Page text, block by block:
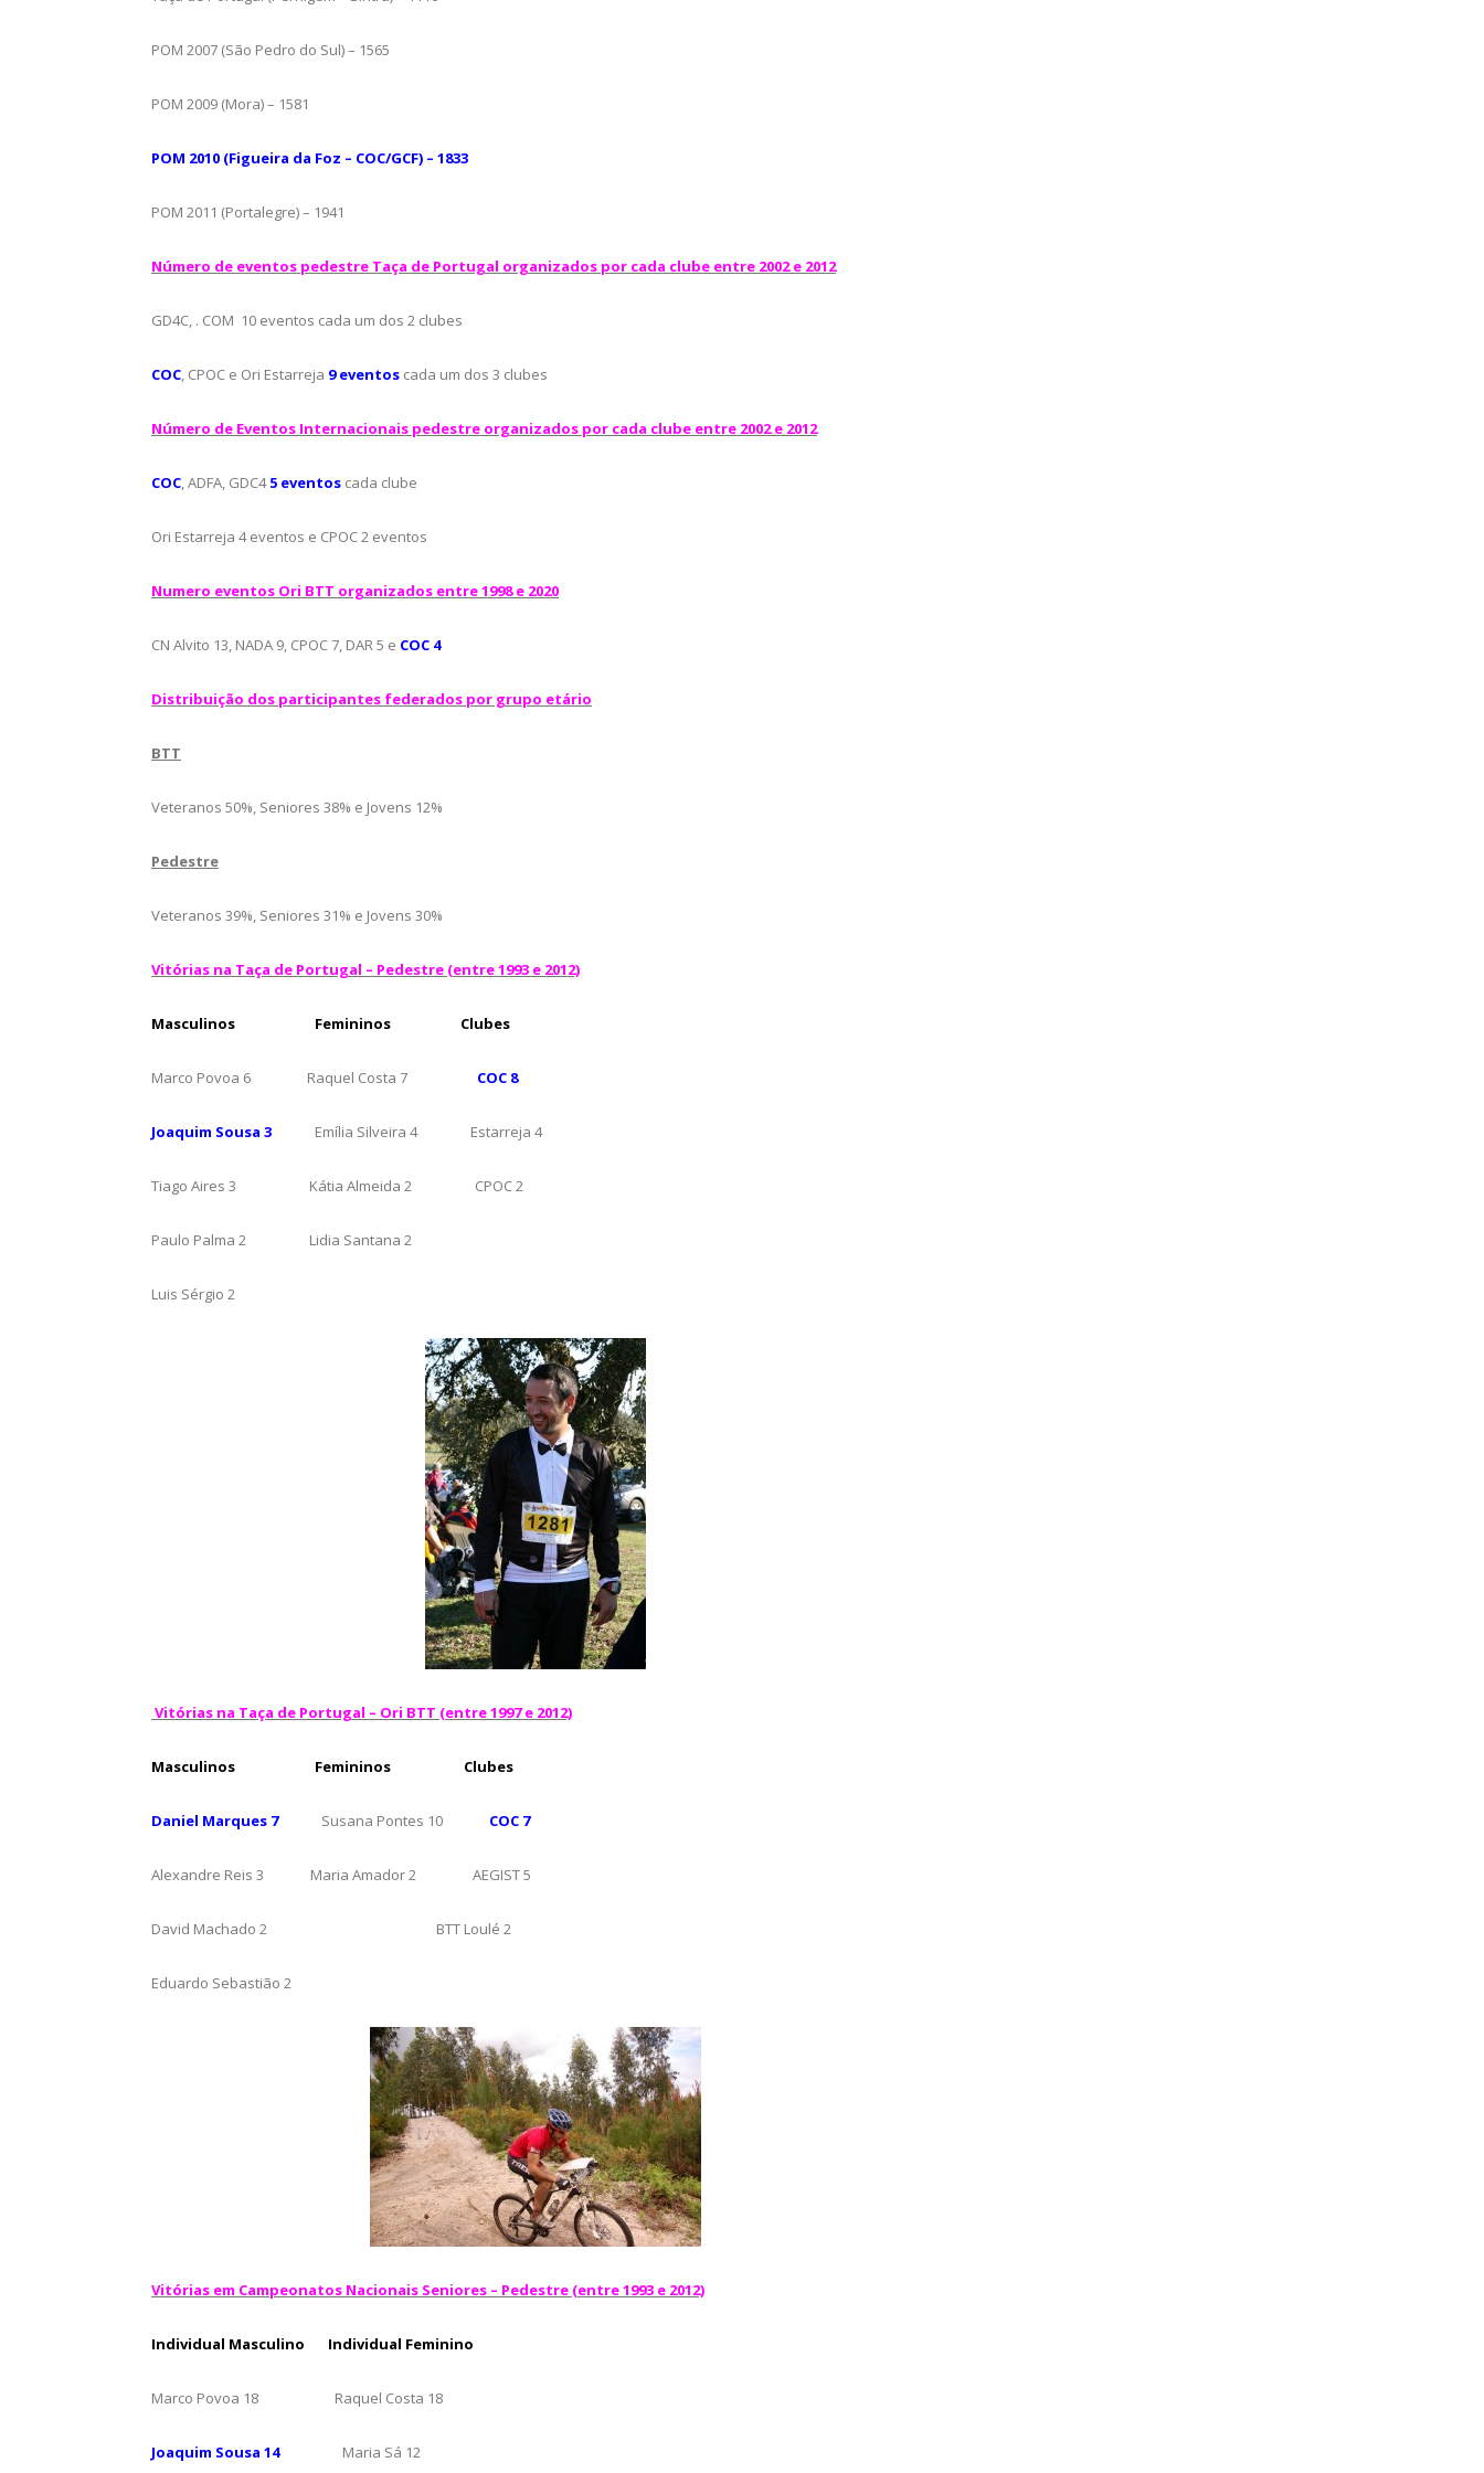
POM 2007 (São Pedro do Sul) – 1565
POM 2009 (Mora) – 1581
POM 2010 (Figueira da Foz – COC/GCF) – 1833
POM 2011 (Portalegre) – 1941
Número de eventos pedestre Taça de Portugal organizados por cada clube entre 2002 e 2012
GD4C, . COM 10 eventos cada um dos 2 clubes
COC, CPOC e Ori Estarreja 9 eventos cada um dos 3 clubes
Número de Eventos Internacionais pedestre organizados por cada clube entre 2002 e 2012
COC, ADFA, GDC45 eventos cada clube
Ori Estarreja 4 eventos e CPOC 2 eventos
Numero eventos Ori BTT organizados entre 1998 e 2020
CN Alvito 13, NADA 9, CPOC 7, DAR 5 e COC 4
Distribuição dos participantes federados por grupo etário
BTT
Veteranos 50%, Seniores 38% e Jovens 12%
Pedestre
Veteranos 39%, Seniores 31% e Jovens 30%
Vitórias na Taça de Portugal – Pedestre (entre 1993 e 2012)
Masculinos Femininos Clubes
Marco Povoa 6 Raquel Costa 7 COC 8
Joaquim Sousa 3 Emília Silveira 4 Estarreja 4
Tiago Aires 3 Kátia Almeida 2 CPOC 2
Paulo Palma 2 Lidia Santana 2
Luis Sérgio 2
Vitórias na Taça de Portugal – Ori BTT (entre 1997 e 2012)
Masculinos Femininos Clubes
Daniel Marques 7 Susana Pontes 10 COC 7
Alexandre Reis 3 Maria Amador 2 AEGIST 5
David Machado 2 BTT Loulé 2
Eduardo Sebastião 2
Vitórias em Campeonatos Nacionais Seniores – Pedestre (entre 1993 e 2012)
Individual Masculino Individual Feminino
Marco Povoa 18 Raquel Costa 18
Joaquim Sousa 14 Maria Sá 12